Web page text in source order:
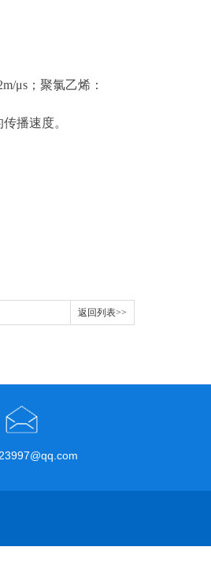
μs；聚氯乙烯：
播速度。
返回列表>>